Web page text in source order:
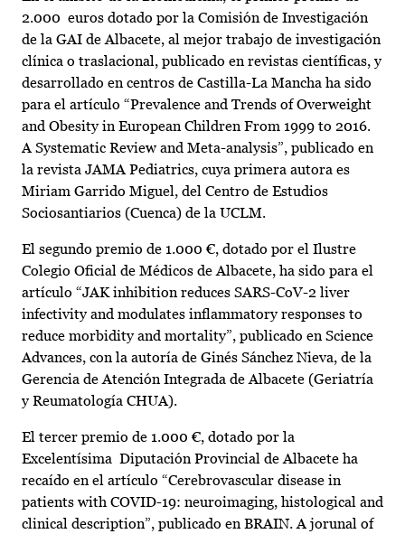
2.000 euros dotado por la Comisión de Investigación
de la GAI de Albacete, al mejor trabajo de investigación
clínica o traslacional, publicado en revistas científicas, y
desarrollado en centros de Castilla-La Mancha ha sido
para el artículo “Prevalence and Trends of Overweight
and Obesity in European Children From 1999 to 2016.
A Systematic Review and Meta-analysis”, publicado en
la revista JAMA Pediatrics, cuya primera autora es
Miriam Garrido Miguel, del Centro de Estudios
Sociosantiarios (Cuenca) de la UCLM.
El segundo premio de 1.000 €, dotado por el Ilustre
Colegio Oficial de Médicos de Albacete, ha sido para el
artículo “JAK inhibition reduces SARS-CoV-2 liver
infectivity and modulates inflammatory responses to
reduce morbidity and mortality”, publicado en Science
Advances, con la autoría de Ginés Sánchez Nieva, de la
Gerencia de Atención Integrada de Albacete (Geriatría
y Reumatología CHUA).
El tercer premio de 1.000 €, dotado por la
Excelentísima Diputación Provincial de Albacete ha
recaído en el artículo “Cerebrovascular disease in
patients with COVID-19: neuroimaging, histological and
clinical description”, publicado en BRAIN. A jorunal of